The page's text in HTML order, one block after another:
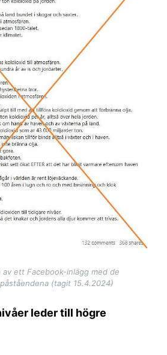
av ett Facebook-inlägg med de
(tagit 15.4.2024)
leder till högre